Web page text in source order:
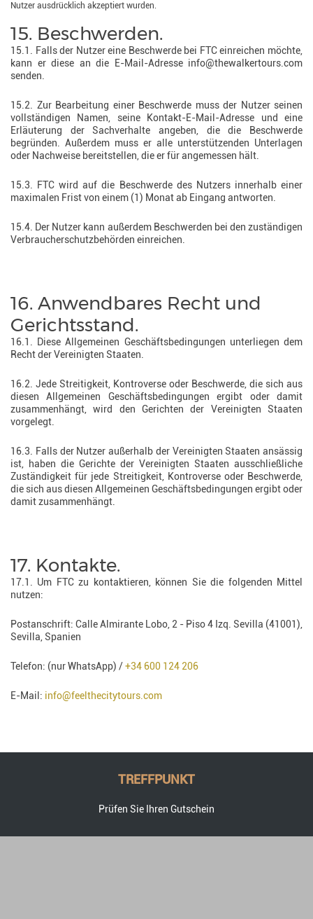
Nutzer ausdrücklich akzeptiert wurden.
15. Beschwerden.
15.1. Falls der Nutzer eine Beschwerde bei FTC einreichen möchte,
kann er diese an die E-Mail-Adresse info@thewalkertours.com
senden.
15.2. Zur Bearbeitung einer Beschwerde muss der Nutzer seinen
vollständigen Namen, seine Kontakt-E-Mail-Adresse und eine
Erläuterung der Sachverhalte angeben, die die Beschwerde
begründen. Außerdem muss er alle unterstützenden Unterlagen
oder Nachweise bereitstellen, die er für angemessen hält.
15.3. FTC wird auf die Beschwerde des Nutzers innerhalb einer
maximalen Frist von einem (1) Monat ab Eingang antworten.
15.4. Der Nutzer kann außerdem Beschwerden bei den zuständigen
Verbraucherschutzbehörden einreichen.
16. Anwendbares Recht und
Gerichtsstand.
16.1. Diese Allgemeinen Geschäftsbedingungen unterliegen dem
Recht der Vereinigten Staaten.
16.2. Jede Streitigkeit, Kontroverse oder Beschwerde, die sich aus
diesen Allgemeinen Geschäftsbedingungen ergibt oder damit
zusammenhängt, wird den Gerichten der Vereinigten Staaten
vorgelegt.
16.3. Falls der Nutzer außerhalb der Vereinigten Staaten ansässig
ist, haben die Gerichte der Vereinigten Staaten ausschließliche
Zuständigkeit für jede Streitigkeit, Kontroverse oder Beschwerde,
die sich aus diesen Allgemeinen Geschäftsbedingungen ergibt oder
damit zusammenhängt.
17. Kontakte.
17.1. Um FTC zu kontaktieren, können Sie die folgenden Mittel
nutzen:
Postanschrift: Calle Almirante Lobo, 2 - Piso 4 Izq. Sevilla (41001),
Sevilla, Spanien
Telefon: (nur WhatsApp) /+34 600 124 206
E-Mail: info@feelthecitytours.com
TREFFPUNKT
Prüfen Sie Ihren Gutschein